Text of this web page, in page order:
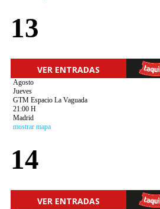
13
VER ENTRADAS
Agosto
Jueves
GTM Espacio La Vaguada
21:00 H
Madrid
mostrar mapa
14
VER ENTRADAS